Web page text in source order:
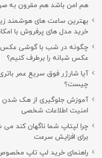
هم امن باشد هم مقرون به
خرید مدل های پرفروش با
چگونه در شب با گوشی عکس
عکس شبانه را برطرف کنیم؟
آیا شارژر فوق سریع عمر
چیست؟
امنیت اطلاعات شخصی
برای افزایش سرعت